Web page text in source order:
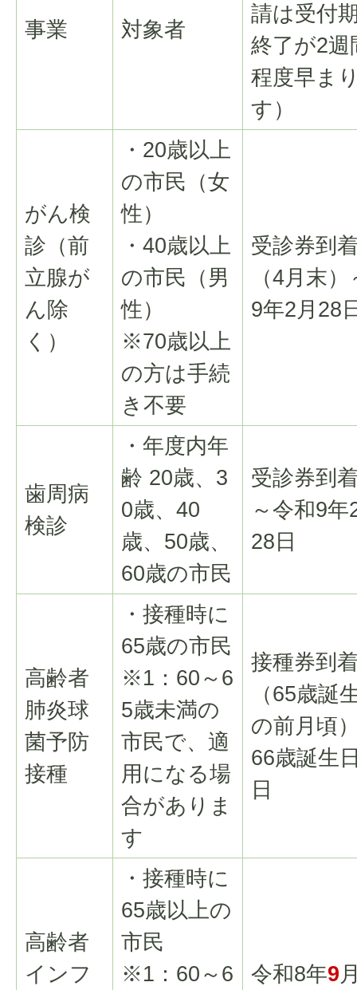
事業 対象者
請は受付
終了が2週
程度早ま
す）
がん検
診（前
立腺が
ん除
く）
・20歳以上
の市民（女
性）
・40歳以上
の市民（男
性）
※70歳以上
の方は手続
き不要
受診券到
（4月末
9年2月28
歯周病
検診
・年度内年
齢 20歳、3
0歳、40
歳、50歳、
60歳の市民
受診券到
～令和9年
28日
高齢者
肺炎球
菌予防
接種
・接種時に
65歳の市民
※1：60～6
5歳未満の
市民で、適
用になる場
合がありま
す
接種券到
（65歳誕
の前月頃
66歳誕生
日
高齢者
インフ
・接種時に
65歳以上の
市民
※1：60～6
令和8年9